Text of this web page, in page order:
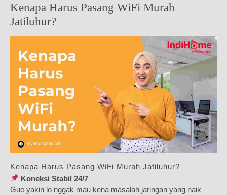
Kenapa Harus Pasang WiFi Murah
Jatiluhur?
Kenapa Harus Pasang WiFi Murah Jatiluhur?
Koneksi Stabil 24/7
Gue yakin lo nggak mau kena masalah jaringan yang naik